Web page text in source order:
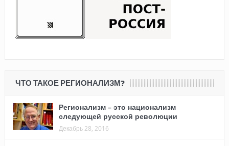
ЧТО ТАКОЕ РЕГИОНАЛИЗМ?
Регионализм – это национализм
следующей русской революции
Декабрь 28, 2016